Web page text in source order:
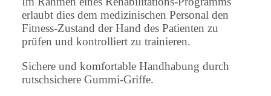
erlaubt dies dem medizinischen Personal den
Fitness-Zustand der Hand des Patienten zu
prüfen und kontrolliert zu trainieren.
Sichere und komfortable Handhabung durch
rutschsichere Gummi-Griffe.